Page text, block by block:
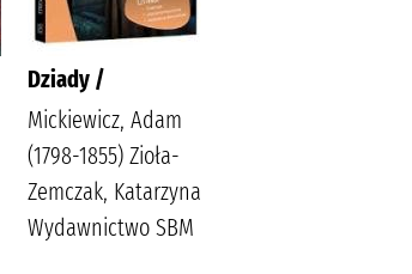
Dziady /
Mickiewicz, Adam
(1798-1855) Zioła-
Zemczak, Katarzyna
Wydawnictwo SBM